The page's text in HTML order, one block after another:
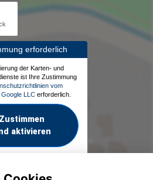
erforderlich
der Karten- und
ist Ihre Zustimmung
vom
LLC erforderlich.
Zustimmen
aktivieren